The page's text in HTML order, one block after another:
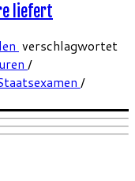
liefert
verschlagwortet
/
/